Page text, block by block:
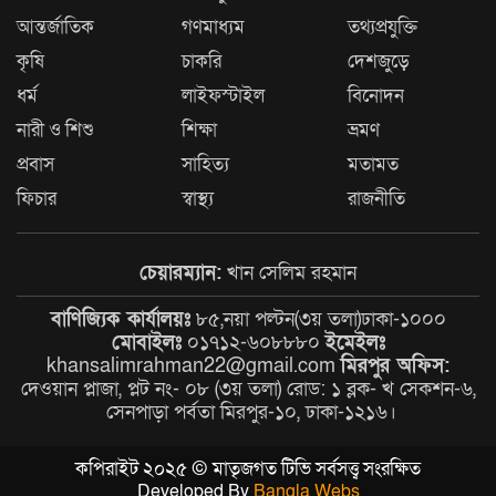
সাজাপ্রাপ্ত দুই পলাতক আসামি
গ্রেপ্তার
‎দূর্গাপুরে পালিত হলো জুলাই শহীদ
দিবস ও নবাগত ইউএনও’র যোগদান ‎
স্থানে ফ্রি মেডিকেল ক্যাম্প
আইনি প্রক্রিয়ায় মান্দায় গাছ
অপসারণ: সড়ক প্রশস্ত ও ফসলি জমি
রক্ষার উদ্যোগ
গাড়াগঞ্জকে নতুন উপজেলা ও
পৌরসভা ঘোষণার দাবিতে শৈলকূপায়
আন্তর্জাতিক
কৃষি
গণমাধ্যম
চাকরি
তথ্যপ্রযুক্তি
দেশজুড়ে
ধর্ম
নারী ও শিশু
প্রবাস
ফিচার
লাইফস্টাইল
শিক্ষা
সাহিত্য
স্বাস্থ্য
বিনোদন
ভ্রমণ
মতামত
রাজনীতি
চেয়ারম্যান: খান সেলিম রহমান
বাণিজ্যিক কার্যালয়ঃ৮৫,নয়া পল্টন(৩য় তলা)ঢাকা-১০০০
মোবাইলঃ০১৭১২-৬০৮৮৮০ইমেইলঃ
khansalimrahman22@gmail.comমিরপুর অফিস:
দেওয়ান প্লাজা, প্লট নং- ০৮ (৩য় তলা) রোড: ১ ব্লক- খ সেকশন-৬,
সেনপাড়া পর্বতা মিরপুর-১০, ঢাকা-১২১৬।
কপিরাইট ২০২৫ © মাতৃজগত টিভি সর্বসত্ত্ব সংরক্ষিত